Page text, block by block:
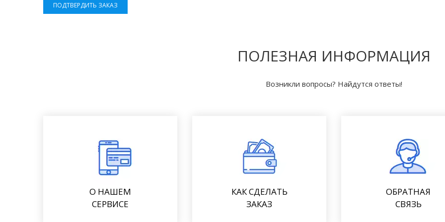
ПОДТВЕРДИТЬ ЗАКАЗ
ПОЛЕЗНАЯ ИНФОРМАЦИЯ
Возникли вопросы? Найдутся ответы!
О НАШЕМ
СЕРВИСЕ
КАК СДЕЛАТЬ
ЗАКАЗ
ОБРАТНАЯ
СВЯЗЬ